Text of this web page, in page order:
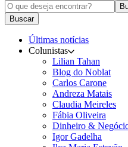
Buscar
Últimas notícias
Colunistas
Lilian Tahan
Blog do Noblat
Carlos Carone
Andreza Matais
Claudia Meireles
Fábia Oliveira
Dinheiro &
Igor Gadelha